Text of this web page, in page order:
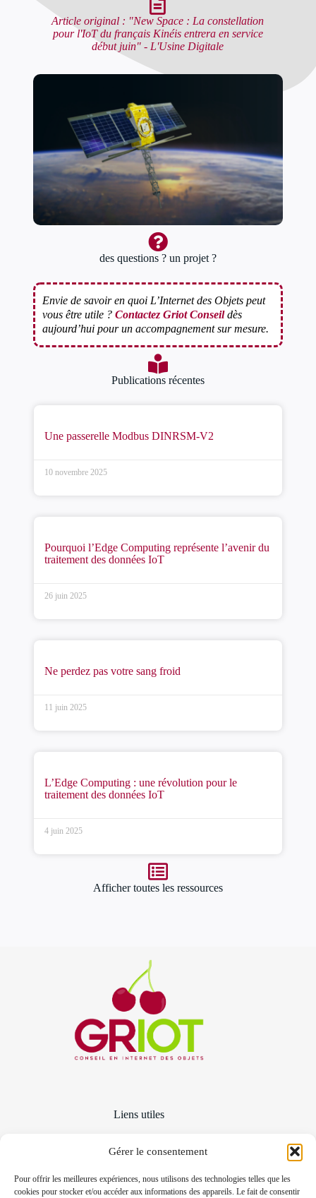
Gérer le consentement
Pour offrir les meilleures expériences, nous utilisons des technologies telles que les
cookies pour stocker et/ou accéder aux informations des appareils. Le fait de consentir
Article original : "New Space : La constellation
pour l'IoT du français Kinéis entrera en service
début juin" - L'Usine Digitale
des questions ? un projet ?
Envie de savoir en quoi L’Internet des Objets peut
vous être utile ? Contactez Griot Conseildès
aujourd’hui pour un accompagnement sur mesure.
Publications récentes
Une passerelle Modbus DINRSM-V2
10 novembre 2025
Pourquoi l’Edge Computing représente l’avenir du
traitement des données IoT
26 juin 2025
Ne perdez pas votre sang froid
11 juin 2025
L’Edge Computing : une révolution pour le
traitement des données IoT
4 juin 2025
Afficher toutes les ressources
Liens utiles
Distribution et intégration
Politique de Cookies